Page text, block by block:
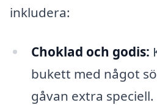
inkludera:
Choklad och godis:
bukett med något
gåvan extra speciell.